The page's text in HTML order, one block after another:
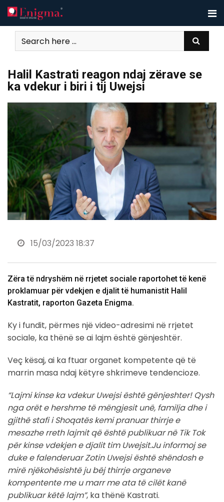
Skip
to
content
Halil Kastrati reagon ndaj zërave se
ka vdekur i biri i tij Uwejsi
15/03/2023 18:37
Zëra të ndryshëm në rrjetet sociale raportohet të kenë
proklamuar për vdekjen e djalit të humanistit Halil
Kastratit, raporton Gazeta Enigma.
Ky i fundit, përmes një video-adresimi në rrjetet
sociale, ka thënë se ai lajm është gënjeshtër.
Veç kësaj, ai ka ftuar organet kompetente që të
marrin masa ndaj këtyre shkrimeve tendencioze.
“Lajmi kinse ka vdekur Uwejsi është gënjeshter! Qysh
nga orët e hershme të mëngjesit unë, familja dhe i
gjithë stafi i Shoqatës kemi pranuar thirrje e
mesazhe rreth lajmit që është publikuar në Tik Tok
për kinse vdekjen e djalit tim Uwejsit.Ju informoj se
duke e falenderuar Zotin Uwejsi është shëndosh e
mirë njëkohësishtë ju bëj thirrje organeve
kompentente me u marr me ata të cilët kanë
publikuar këtë lajm”, ka thënë Kastrati.